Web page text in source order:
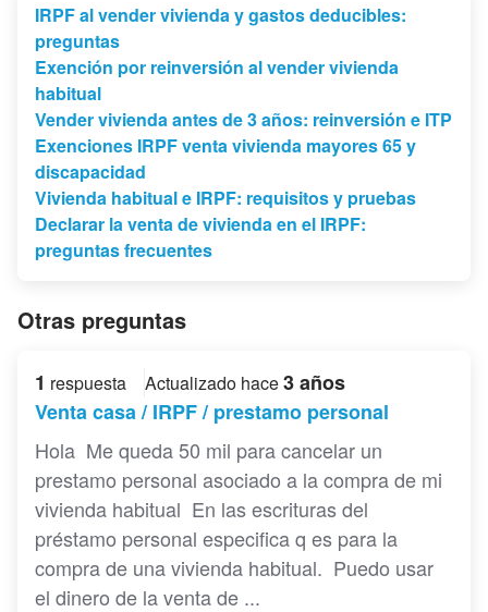
IRPF al vender vivienda y gastos deducibles:
preguntas
Exención por reinversión al vender vivienda
habitual
Vender vivienda antes de 3 años: reinversión e ITP
Exenciones IRPF venta vivienda mayores 65 y
discapacidad
Vivienda habitual e IRPF: requisitos y pruebas
Declarar la venta de vivienda en el IRPF:
preguntas frecuentes
Otras preguntas
1 respuesta Actualizado hace3 años
Venta casa / IRPF / prestamo personal
Hola Me queda 50 mil para cancelar un
prestamo personal asociado a la compra de mi
vivienda habitual En las escrituras del
préstamo personal especifica q es para la
compra de una vivienda habitual. Puedo usar
el dinero de la venta de ...